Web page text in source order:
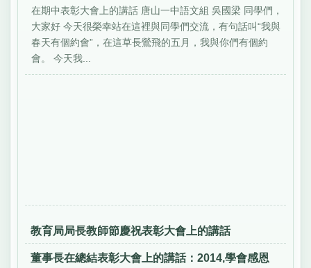
在期中表彰大會上的講話 唐山一中語文組 吳國梁 同學們，
大家好 今天很榮幸站在這裡與同學們交流，有句話叫“我與
春天有個約會”，在這草長鶯飛的五月，我與你們有個約
會。 今天我...
教育局局長教師節慶祝表彰大會上的講話
董事長在總結表彰大會上的講話：2014,學會感恩